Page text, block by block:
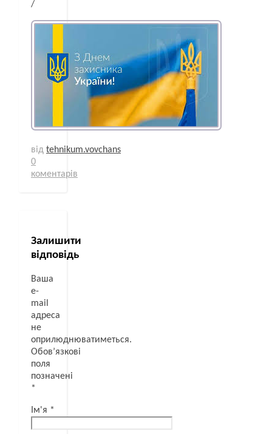
/
від tehnikum.vovchans
0
коментарів
Залишити
відповідь
Ваша
e-
mail
адреса
не
оприлюднюватиметься.
Обов’язкові
поля
позначені
*
Ім'я *